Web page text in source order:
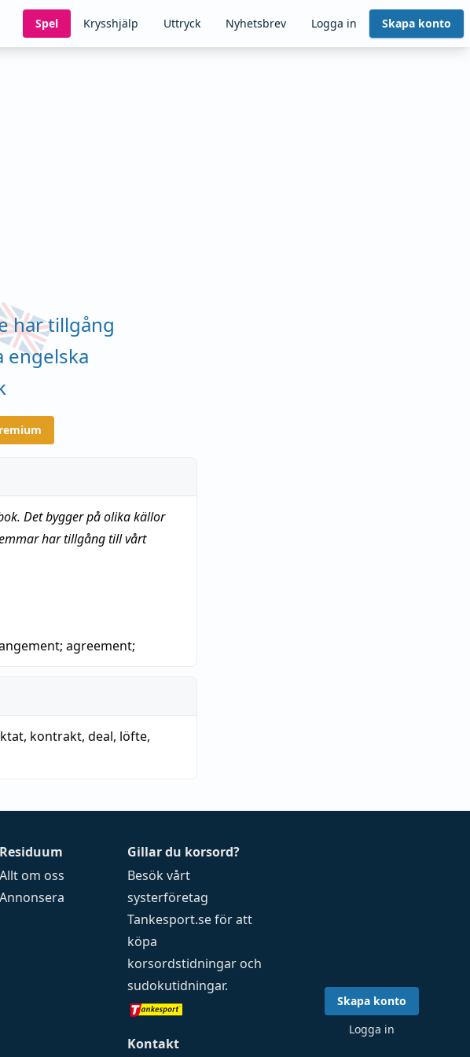
Spel Krysshjälp Uttryck Nyhetsbrev Logga in Skapa konto
har tillgång
engelska
Det bygger på olika källor
har tillgång till vårt
; agreement;
, kontrakt, deal, löfte,
Residuum
Allt om oss
Annonsera
Gillar du korsord?
Besök vårt
systerföretag
Tankesport.seför att
köpa
korsordstidningar och
sudokutidningar.
Kontakt
Skapa konto
Logga in